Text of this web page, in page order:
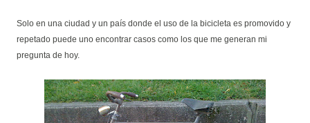
Solo en una ciudad y un país donde el uso de la bicicleta es promovido y
repetado puede uno encontrar casos como los que me generan mi
pregunta de hoy.